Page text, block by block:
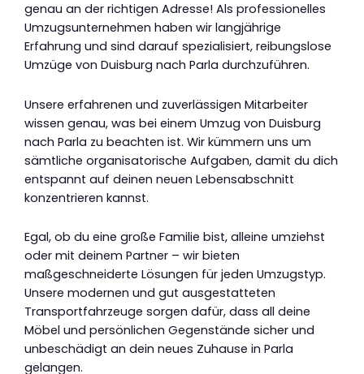
genau an der richtigen Adresse! Als professionelles
Umzugsunternehmen haben wir langjährige
Erfahrung und sind darauf spezialisiert, reibungslose
Umzüge von Duisburg nach Parla durchzuführen.
Unsere erfahrenen und zuverlässigen Mitarbeiter
wissen genau, was bei einem Umzug von Duisburg
nach Parla zu beachten ist. Wir kümmern uns um
sämtliche organisatorische Aufgaben, damit du dich
entspannt auf deinen neuen Lebensabschnitt
konzentrieren kannst.
Egal, ob du eine große Familie bist, alleine umziehst
oder mit deinem Partner – wir bieten
maßgeschneiderte Lösungen für jeden Umzugstyp.
Unsere modernen und gut ausgestatteten
Transportfahrzeuge sorgen dafür, dass all deine
Möbel und persönlichen Gegenstände sicher und
unbeschädigt an dein neues Zuhause in Parla
gelangen.